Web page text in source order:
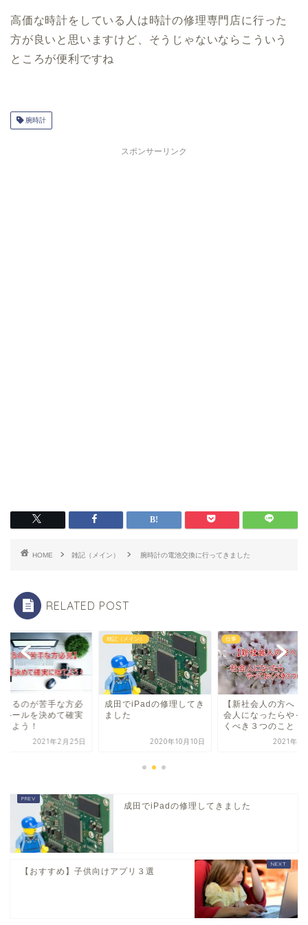
高価な時計をしている人は時計の修理専門店に行った
方が良いと思いますけど、そうじゃないならこういう
ところが便利ですね
腕時計
スポンサーリンク
HOME 雑記（メイン） 腕時計の電池交換に行ってきました
RELATED POST
てるのが苦手な方必
ルールを決めて確実
てよう！
2021年2月25日
雑記（メイン）
成田でiPadの修理してき
ました
2020年10月10日
仕事
【新社会人の方へ！
会人になったらやっ
くべき３つのこと
2021年4
成田でiPadの修理してきました
【おすすめ】子供向けアプリ３選